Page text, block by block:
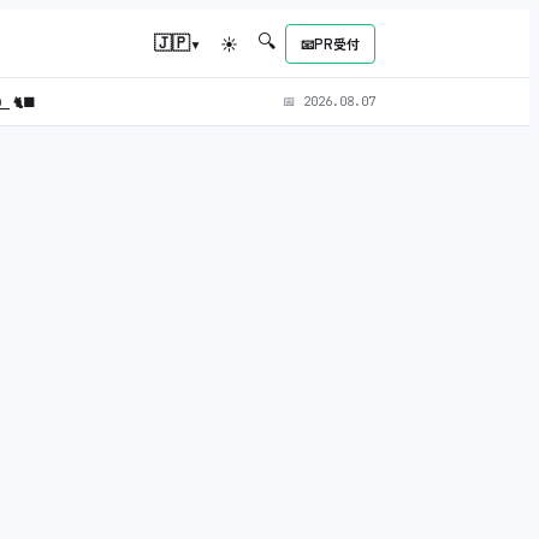
🇯🇵▾ ☀ 🔍 📧PR受付
🐈‍⬛ 📅 2026.08.07